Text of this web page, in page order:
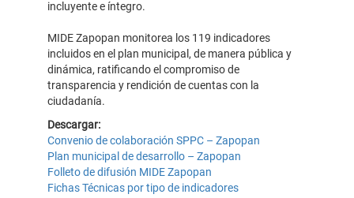
incluyente e íntegro.
MIDE Zapopan monitorea los 119 indicadores
incluidos en el plan municipal, de manera pública y
dinámica, ratificando el compromiso de
transparencia y rendición de cuentas con la
ciudadanía.
Descargar:
Convenio de colaboración SPPC – Zapopan
Plan municipal de desarrollo – Zapopan
Folleto de difusión MIDE Zapopan
Fichas Técnicas por tipo de indicadores